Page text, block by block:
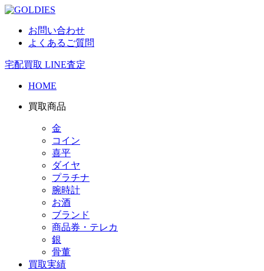
お問い合わせ
よくあるご質問
宅配買取 LINE査定
HOME
買取商品
金
コイン
喜平
ダイヤ
プラチナ
腕時計
お酒
ブランド
商品券・テレカ
銀
骨董
買取実績